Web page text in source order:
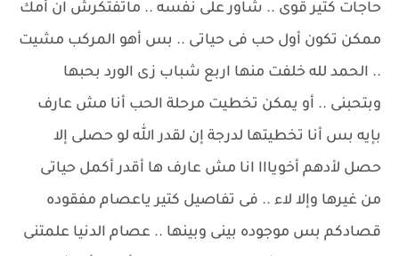
حاجات كتير قوى .. شاور على نفسه .. ماتفتكرش ان أمك
ممكن تكون أول حب فى حياتى .. بس أهو المركب مشيت
.. الحمد لله خلفت منها اربع شباب زى الورد بحبها
وبتحبنى .. أو يمكن تخطيت مرحلة الحب أنا مش عارف
بإيه بس أنا تخطيتها لدرجة إن لقدر الله لو حصلى إلا
حصل لأدهم أخويااا انا مش عارف ها أقدر أكمل حياتى
من غيرها وإلا لاء .. فى تفاصيل كتير ياعصام مفقوده
قصادكم بس موجوده بينى وبينها .. عصام الدنيا علمتنى